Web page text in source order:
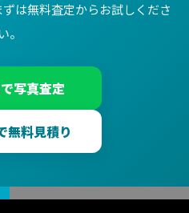
は無料査定からお試しくださ
い。
写真査定
無料見積り